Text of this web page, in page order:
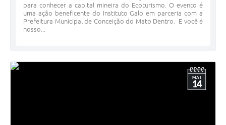
para conhecer a capital mineira do Ecoturismo. O evento é
uma ação beneficente do Instituto Galo em parceria com a
Prefeitura Municipal de Conceição do Mato Dentro. E você é
nosso...
MAI
14